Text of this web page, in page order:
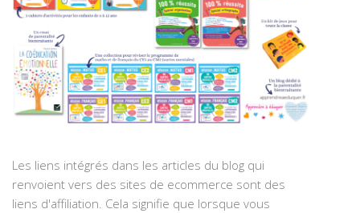
Les liens intégrés dans les articles du blog qui
renvoient vers des sites de ecommerce sont des
liens d'affiliation. Cela signifie que lorsque vous